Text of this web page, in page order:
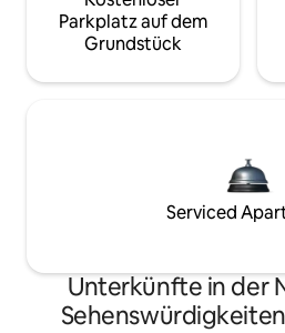
Parkplatz auf dem
Grundstück
Serviced
Unterkünfte in der